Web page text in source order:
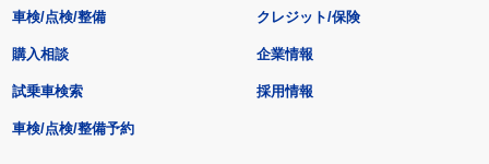
車検/点検/整備 クレジット/保険
購入相談
試乗車検索
車検/点検/整備予約
企業情報
採用情報